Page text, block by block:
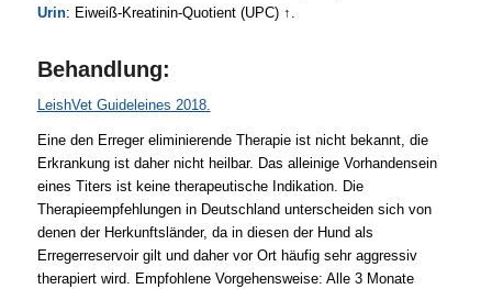
Urin: Eiweiß-Kreatinin-Quotient (UPC) ↑.
Behandlung:
LeishVet Guideleines 2018.
Eine den Erreger eliminierende Therapie ist nicht bekannt, die
Erkrankung ist daher nicht heilbar. Das alleinige Vorhandensein
eines Titers ist keine therapeutische Indikation. Die
Therapieempfehlungen in Deutschland unterscheiden sich von
denen der Herkunftsländer, da in diesen der Hund als
Erregerreservoir gilt und daher vor Ort häufig sehr aggressiv
therapiert wird. Empfohlene Vorgehensweise: Alle 3 Monate